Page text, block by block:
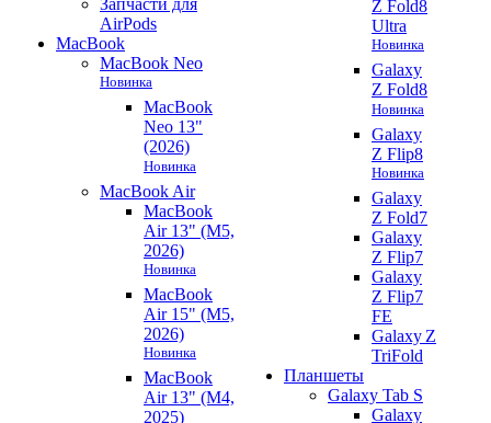
Запчасти для
AirPods
MacBook
MacBook Neo
Новинка
MacBook
Neo 13"
(2026)
Новинка
MacBook Air
MacBook
Air 13" (M5,
2026)
Новинка
MacBook
Air 15" (M5,
2026)
Новинка
MacBook
Air 13" (M4,
2025)
Z Fold8
Ultra
Новинка
Galaxy
Z Fold8
Новинка
Galaxy
Z Flip8
Новинка
Galaxy
Z Fold7
Galaxy
Z Flip7
Galaxy
Z Flip7
FE
Galaxy Z
TriFold
Планшеты
Galaxy Tab S
Galaxy